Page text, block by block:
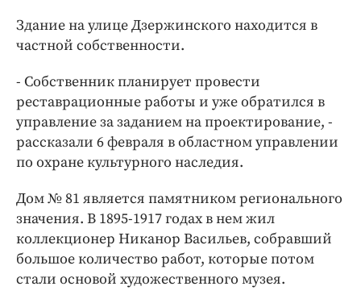
Интересное чтиво
Клиника года
Бренд года
Работодатель года
Здание на улице Дзержинского находится в
частной собственности.
- Собственник планирует провести
реставрационные работы и уже обратился в
управление за заданием на проектирование, -
рассказали 6 февраля в областном управлении
по охране культурного наследия.
Дом № 81 является памятником регионального
значения. В 1895-1917 годах в нем жил
коллекционер Никанор Васильев, собравший
большое количество работ, которые потом
стали основой художественного музея.